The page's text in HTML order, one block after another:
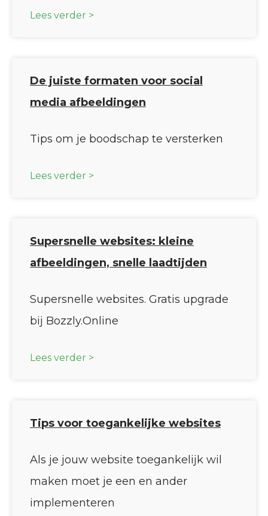
Lees verder >
De juiste formaten voor social
media afbeeldingen
Tips om je boodschap te versterken
Lees verder >
Supersnelle websites: kleine
afbeeldingen, snelle laadtijden
Supersnelle websites. Gratis upgrade
bij Bozzly.Online
Lees verder >
Tips voor toegankelijke websites
Als je jouw website toegankelijk wil
maken moet je een en ander
implementeren